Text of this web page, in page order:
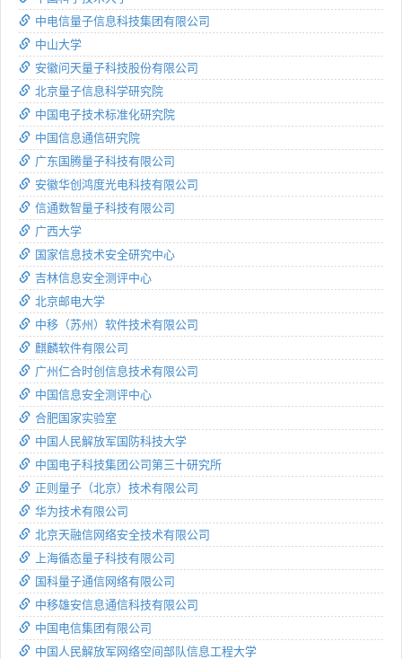
中电信量子信息科技集团有限公司
中山大学
安徽问天量子科技股份有限公司
北京量子信息科学研究院
中国电子技术标准化研究院
中国信息通信研究院
广东国腾量子科技有限公司
安徽华创鸿度光电科技有限公司
信通数智量子科技有限公司
广西大学
国家信息技术安全研究中心
吉林信息安全测评中心
北京邮电大学
中移（苏州）软件技术有限公司
麒麟软件有限公司
广州仁合时创信息技术有限公司
中国信息安全测评中心
合肥国家实验室
中国人民解放军国防科技大学
中国电子科技集团公司第三十研究所
正则量子（北京）技术有限公司
华为技术有限公司
北京天融信网络安全技术有限公司
上海循态量子科技有限公司
国科量子通信网络有限公司
中移雄安信息通信科技有限公司
中国电信集团有限公司
中国人民解放军网络空间部队信息工程大学